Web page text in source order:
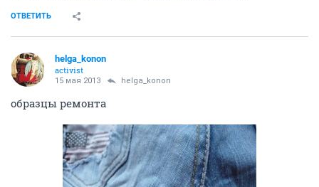
ОТВЕТИТЬ
helga_konon
activist
15 мая 2013 helga_konon
образцы ремонта